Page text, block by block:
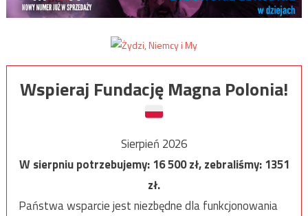
Wspieraj Fundację Magna Polonia!
Sierpień 2026
W sierpniu potrzebujemy:16 500zł, zebraliśmy:1351
zł.
Państwa wsparcie jest niezbędne dla funkcjonowania